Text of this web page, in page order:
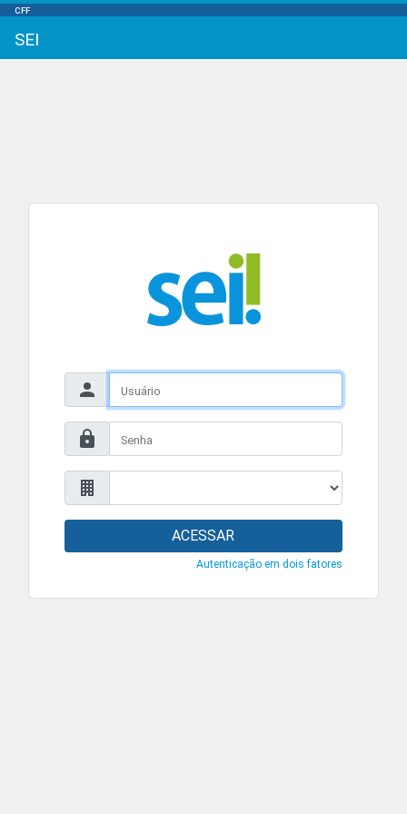
CFF
SEI
ACESSAR
Autenticação em dois fatores